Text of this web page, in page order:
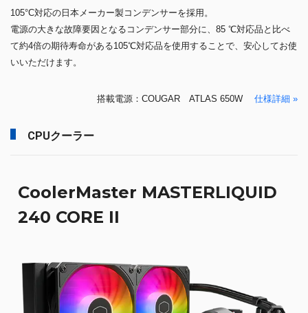
105°C対応の日本メーカー製コンデンサーを採用。
電源の大きな故障要因となるコンデンサー部分に、85 ℃対応品と比べ
て約4倍の期待寿命がある105℃対応品を使用することで、安心してお使
いいただけます。
搭載電源：COUGAR ATLAS 650W 仕様詳細 »
CPUクーラー
CoolerMaster MASTERLIQUID
240 CORE II